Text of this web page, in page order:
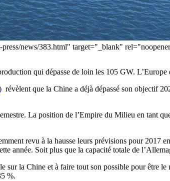
news/383.html" target="_blank"
qui dépasse de loin les 105 GW. L’Europe
révèlent que la Chine a déjà dépassé son objectif
La position de l’Empire du Milieu en tant
revu à la hausse leurs prévisions pour 2017
année. Soit plus que la capacité totale de
la Chine et à faire tout son possible pour être
%.